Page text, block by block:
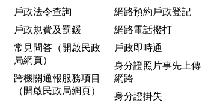
戶政法令查詢
戶政規費及罰鍰
常見問答（開啟民政
局網頁）
跨機關通報服務項目
（開啟民政局網頁）
網路預約戶政登記
網路電話撥打
戶政即時通
身分證照片事先上傳
網路
身分證掛失